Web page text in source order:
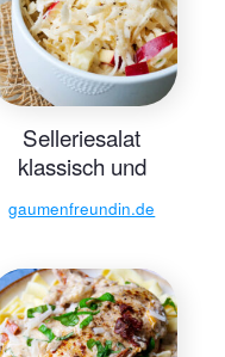
Selleriesalat
klassisch und
gaumenfreundin.de